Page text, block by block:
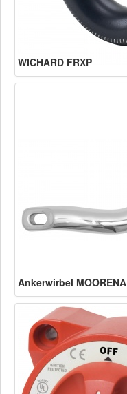
WICHARD FRXP
Ankerwirbel MOORENA